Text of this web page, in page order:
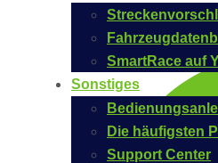
SmartRace auf
Sonstiges
Die häufigsten
Support Center